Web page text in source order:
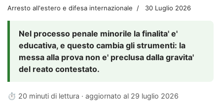
Arresto all'estero e difesa internazionale 30 Luglio 2026
Nel processo penale minorile la finalita' e'
educativa, e questo cambia gli strumenti: la
messa alla prova non e' preclusa dalla gravita'
del reato contestato.
⏱ 20 minuti di lettura · aggiornato al 29 luglio 2026